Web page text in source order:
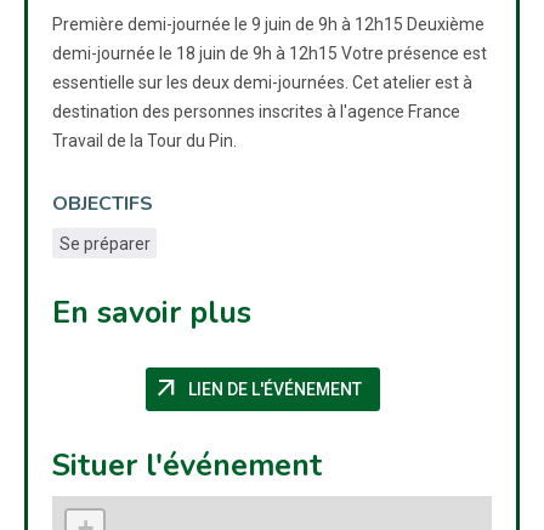
Première demi-journée le 9 juin de 9h à 12h15 Deuxième
demi-journée le 18 juin de 9h à 12h15 Votre présence est
essentielle sur les deux demi-journées. Cet atelier est à
destination des personnes inscrites à l'agence France
Travail de la Tour du Pin.
OBJECTIFS
Se préparer
En savoir plus
arrow_outward LIEN DE L'ÉVÉNEMENT(NOUVELLE FENÊTRE)
Situer l'événement